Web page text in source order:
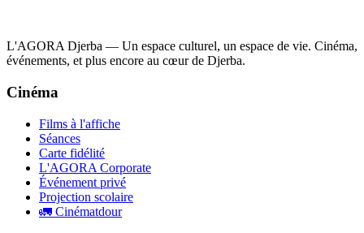
L'AGORA Djerba — Un espace culturel, un espace de vie. Cinéma,
événements, et plus encore au cœur de Djerba.
Cinéma
Films à l'affiche
Séances
Carte fidélité
L'AGORA Corporate
Événement privé
Projection scolaire
🚛 Cinématdour